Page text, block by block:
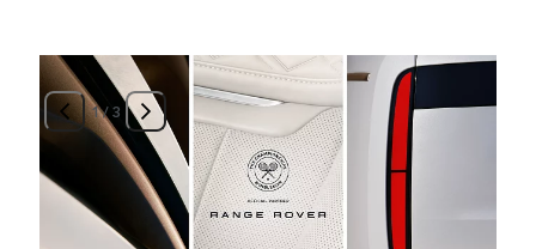
1/3